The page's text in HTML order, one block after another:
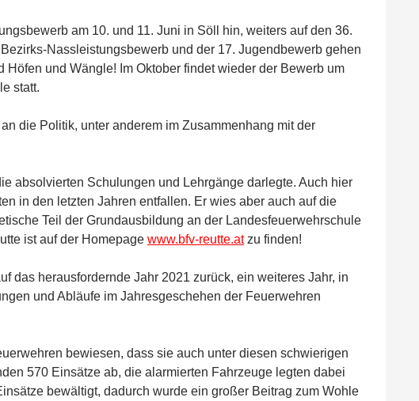
am 10. und 11. Juni in Söll hin, weiters auf den 36.
Nassleistungsbewerb und der 17. Jugendbewerb gehen
und Wängle! Im Oktober findet wieder der Bewerb um
statt.
die Politik, unter anderem im Zusammenhang mit der
absolvierten Schulungen und Lehrgänge darlegte. Auch hier
in den letzten Jahren entfallen. Er wies aber auch auf die
Teil der Grundausbildung an der Landesfeuerwehrschule
ist auf der Homepage www.bfv-reutte.atzu finden!
das herausfordernde Jahr 2021 zurück, ein weiteres Jahr, in
und Abläufe im Jahresgeschehen der Feuerwehren
bewiesen, dass sie auch unter diesen schwierigen
570 Einsätze ab, die alarmierten Fahrzeuge legten dabei
bewältigt, dadurch wurde ein großer Beitrag zum Wohle